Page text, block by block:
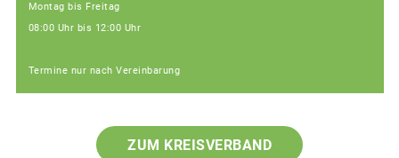
Montag bis Freitag
08:00 Uhr bis 12:00 Uhr
Termine nur nach Vereinbarung
ZUM KREISVERBAND